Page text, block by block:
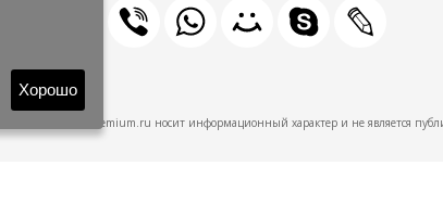
Shaik-Premium.ru носит информационный характер и не является
Хорошо